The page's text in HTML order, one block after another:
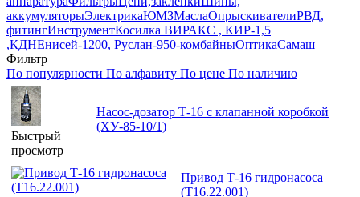
аккумуляторыЭлектрикаЮМЗМаслаОпрыскивателиРВД,
фитингИнструментКосилка ВИРАКС , КИР-1,5
,КДНЕнисей-1200, Руслан-950-комбайныОптикаСамаш
Фильтр
По популярности По алфавиту По цене По наличию
Быстрый
просмотр
Насос-дозатор Т-16 с клапанной коробкой
(ХУ-85-10/1)
Привод Т-16 гидронасоса
(Т16.22.001)